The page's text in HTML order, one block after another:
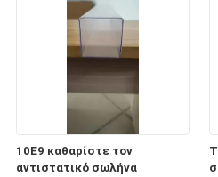
10E9 καθαρίστε τον
αντιστατικό σωλήνα